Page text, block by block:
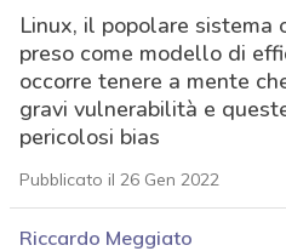
Linux, il popolare sistema
preso come modello di
occorre tenere a mente
gravi vulnerabilità e
pericolosi bias
Pubblicato il 26 Gen 2022
Riccardo Meggiato